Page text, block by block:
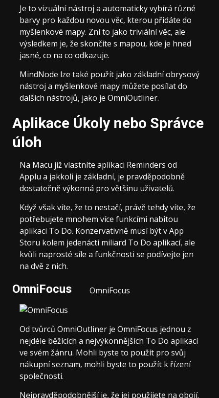
Je to vizuální nástroj a automaticky vybírá různé
barvy pro každou novou věc, kterou přidáte do
myšlenkové mapy. Zní to jako triviální věc, ale
výsledkem je, že skončíte s mapou, kde je hned
jasné, co na co odkazuje.
MindNode lze také použít jako základní obrysový
nástroj a myšlenkové mapy můžete posílat do
dalších nástrojů, jako je OmniOutliner.
Aplikace Úkoly nebo Správce
úloh
Na Macu již vlastníte aplikaci Reminders od
Applu a jakkoli je základní, je pravděpodobně
dostatečně výkonná pro většinu uživatelů.
Když však víte, že to nestačí, právě tehdy víte, že
potřebujete mnohem více funkcími nabitou
aplikaci To Do. Konzervativně musí být v App
Storu kolem jedenácti miliard To Do aplikací, ale
kvůli naprosté síle a funkčnosti se podívejte jen
na dvě z nich.
OmniFocus OmniFocus
Od tvůrců OmniOutliner je OmniFocus jednou z
nejdéle běžících a nejvýkonnějších To Do aplikací
ve svém žánru. Mohli byste to použít pro svůj
nákupní seznam, mohli byste to použít k řízení
společnosti.
Nejpravděpodobnější je, že jej použijete na obojí.